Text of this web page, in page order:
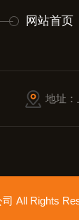
网站首页
地址
司 All Rights